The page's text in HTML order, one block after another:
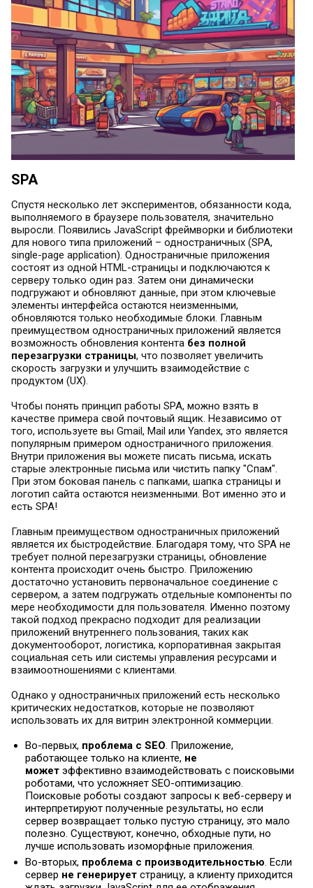
SPA
Cпустя несколько лет экспериментов, обязанности кода,
выполняемого в браузере пользователя, значительно
выросли. Появились JavaScript фреймворки и библиотеки
для нового типа приложений – одностраничных (SPA,
single-page application). Одностраничные приложения
состоят из одной HTML-страницы и подключаются к
серверу только один раз. Затем они динамически
подгружают и обновляют данные, при этом ключевые
элементы интерфейса остаются неизменными,
обновляются только необходимые блоки. Главным
преимуществом одностраничных приложений является
возможность обновления контента без полной
перезагрузки страницы, что позволяет увеличить
скорость загрузки и улучшить взаимодействие с
продуктом (UX).
Чтобы понять принцип работы SPA, можно взять в
качестве примера свой почтовый ящик. Независимо от
того, используете вы Gmail, Mail или Yandex, это является
популярным примером одностраничного приложения.
Внутри приложения вы можете писать письма, искать
старые электронные письма или чистить папку "Спам".
При этом боковая панель с папками, шапка страницы и
логотип сайта остаются неизменными. Вот именно это и
есть SPA!
Главным преимуществом одностраничных приложений
является их быстродействие. Благодаря тому, что SPA не
требует полной перезагрузки страницы, обновление
контента происходит очень быстро. Приложению
достаточно установить первоначальное соединение с
сервером, а затем подгружать отдельные компоненты по
мере необходимости для пользователя. Именно поэтому
такой подход прекрасно подходит для реализации
приложений внутреннего пользования, таких как
документооборот, логистика, корпоративная закрытая
социальная сеть или системы управления ресурсами и
взаимоотношениями с клиентами.
Однако у одностраничных приложений есть несколько
критических недостатков, которые не позволяют
использовать их для витрин электронной коммерции.
Во-первых, проблема с SEO. Приложение,
работающее только на клиенте, не
может эффективно взаимодействовать с поисковыми
роботами, что усложняет SEO-оптимизацию.
Поисковые роботы создают запросы к веб-серверу и
интерпретируют полученные результаты, но если
сервер возвращает только пустую страницу, это мало
полезно. Существуют, конечно, обходные пути, но
лучше использовать изоморфные приложения.
Во-вторых, проблема с производительностью. Если
сервер не генерирует страницу, а клиенту приходится